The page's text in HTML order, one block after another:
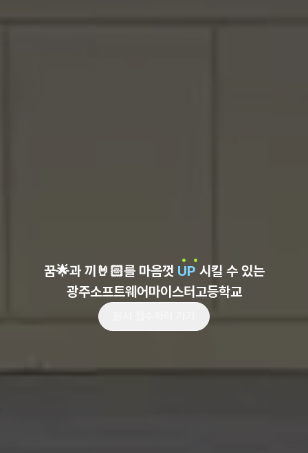
꿈🌟과 끼🤘🏻를 마음껏 UP 시킬 수 있는
광주소프트웨어마이스터고등학교